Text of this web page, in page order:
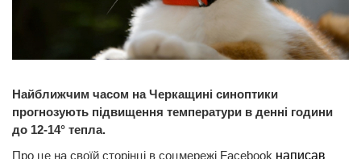
Найближчим часом на Черкащині синоптики
прогнозують підвищення температури в денні години
до 12-14° тепла.
Про це на своїй сторінці в соцмережі Facebook написав